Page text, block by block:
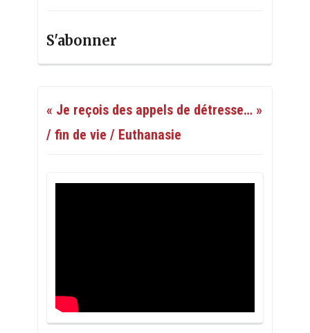
S'abonner
« Je reçois des appels de détresse… »
/ fin de vie / Euthanasie